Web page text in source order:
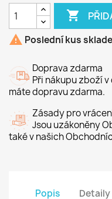

 Poslední kus
Doprava zdarma
Při nákupu zboží v
máte dopravu zdarma.
Zásady pro
Jsou uzákoněny
také v našich
Popis